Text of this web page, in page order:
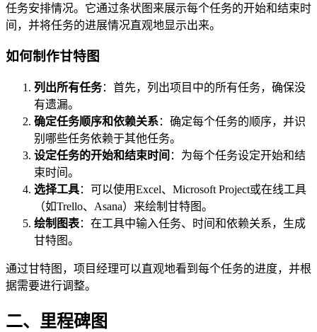
任务安排情况。它通过条状图来展示每个任务的开始和结束时
间，并将任务的进展情况直观地显示出来。
如何制作甘特图
列出所有任务：首先，列出项目中的所有任务，确保没
有遗漏。
确定任务顺序和依赖关系：确定每个任务的顺序，并识
别哪些任务依赖于其他任务。
设定任务的开始和结束时间 ：为每个任务设定开始和结
束时间。
选择工具：可以使用Excel、Microsoft Project或在线工具
（如Trello、Asana）来绘制甘特图。
绘制图表：在工具中输入任务、时间和依赖关系，生成
甘特图。
通过甘特图，项目经理可以直观地看到每个任务的进度，并根
据需要进行调整。
二、里程碑图